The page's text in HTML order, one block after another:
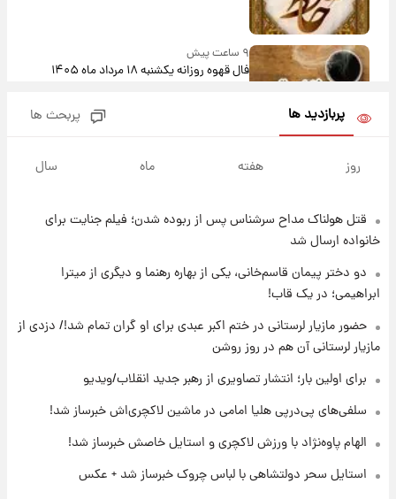
۹ ساعت پیش
فال قهوه روزانه یکشنبه ۱۸ مرداد ماه ۱۴۰۵
۱۷ ساعت پیش
لیونل مسی عزادار شد! + جزئیات
۲۱ ساعت پیش
لحظه برخورد رعد و برق به ساختمان مرکز تجارت
جهانی در آمریکا + فیلم
۲۱ ساعت پیش
برای اولین بار؛ انتشار تصاویری از رهبر جدید
پربازدید ها پربحث ها
روز هفته ماه سال
قتل هولناک مداح سرشناس پس از ربوده شدن؛ فیلم جنایت برای
خانواده ارسال شد
دو دختر پیمان قاسم‌خانی، یکی از بهاره رهنما و دیگری از میترا
ابراهیمی؛ در یک قاب!
حضور مازیار لرستانی در ختم اکبر عبدی برای او گران تمام شد!/ دزدی از
مازیار لرستانی آن هم در روز روشن
برای اولین بار؛ انتشار تصاویری از رهبر جدید انقلاب/ویدیو
سلفی‌های پی‌درپی هلیا امامی در ماشین لاکچری‌اش خبرساز شد!
الهام پاوه‌نژاد با ورزش لاکچری و استایل خاصش خبرساز شد!
استایل سحر دولتشاهی با لباس چروک خبرساز شد + عکس